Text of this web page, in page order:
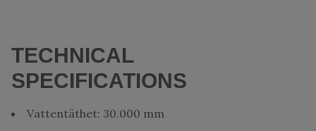
TECHNICAL
SPECIFICATIONS
Vattentäthet: 30.000 mm